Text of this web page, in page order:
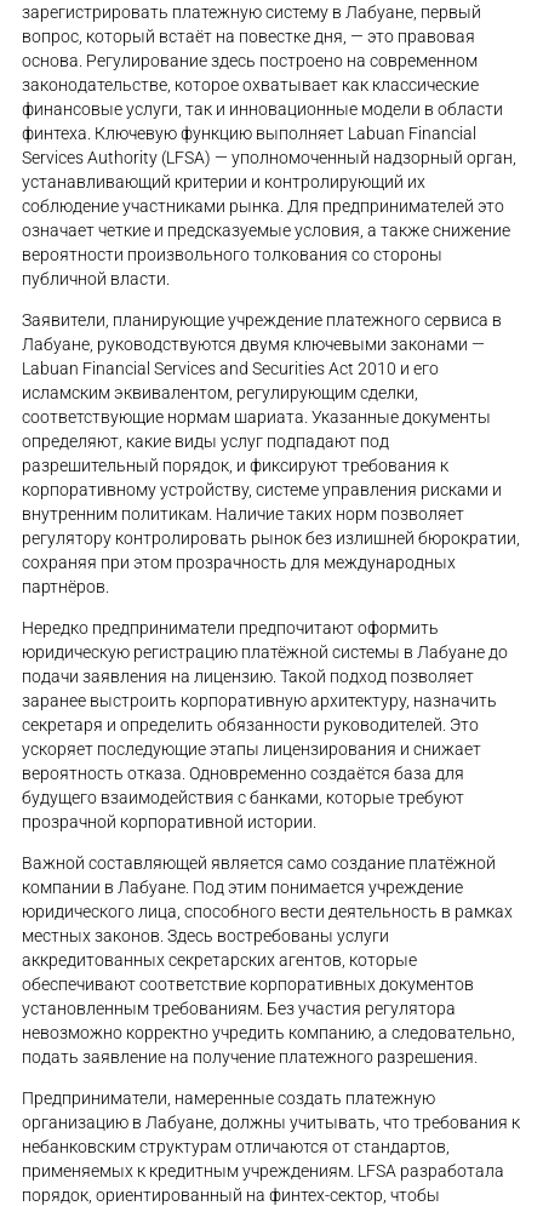
зарегистрировать платежную систему в Лабуане, первый
вопрос, который встаёт на повестке дня, — это правовая
основа. Регулирование здесь построено на современном
законодательстве, которое охватывает как классические
финансовые услуги, так и инновационные модели в области
финтеха. Ключевую функцию выполняет Labuan Financial
Services Authority (LFSA) — уполномоченный надзорный орган,
устанавливающий критерии и контролирующий их
соблюдение участниками рынка. Для предпринимателей это
означает четкие и предсказуемые условия, а также снижение
вероятности произвольного толкования со стороны
публичной власти.
Заявители, планирующие учреждение платежного сервиса в
Лабуане, руководствуются двумя ключевыми законами —
Labuan Financial Services and Securities Act 2010 и его
исламским эквивалентом, регулирующим сделки,
соответствующие нормам шариата. Указанные документы
определяют, какие виды услуг подпадают под
разрешительный порядок, и фиксируют требования к
корпоративному устройству, системе управления рисками и
внутренним политикам. Наличие таких норм позволяет
регулятору контролировать рынок без излишней бюрократии,
сохраняя при этом прозрачность для международных
партнёров.
Нередко предприниматели предпочитают оформить
юридическую регистрацию платёжной системы в Лабуане до
подачи заявления на лицензию. Такой подход позволяет
заранее выстроить корпоративную архитектуру, назначить
секретаря и определить обязанности руководителей. Это
ускоряет последующие этапы лицензирования и снижает
вероятность отказа. Одновременно создаётся база для
будущего взаимодействия с банками, которые требуют
прозрачной корпоративной истории.
Важной составляющей является само создание платёжной
компании в Лабуане. Под этим понимается учреждение
юридического лица, способного вести деятельность в рамках
местных законов. Здесь востребованы услуги
аккредитованных секретарских агентов, которые
обеспечивают соответствие корпоративных документов
установленным требованиям. Без участия регулятора
невозможно корректно учредить компанию, а следовательно,
подать заявление на получение платежного разрешения.
Предприниматели, намеренные создать платежную
организацию в Лабуане, должны учитывать, что требования к
небанковским структурам отличаются от стандартов,
применяемых к кредитным учреждениям. LFSA разработала
порядок, ориентированный на финтех-сектор, чтобы